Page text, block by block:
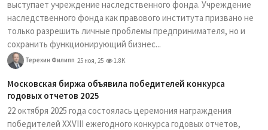
выступает учреждение наследственного фонда. Учреждение
наследственного фонда как правового института призвано не
только разрешить личные проблемы предпринимателя, но и
сохранить функционирующий бизнес...
Терехин Филипп 25 ноя, 25 1.8K
Московская биржа объявила победителей конкурса
годовых отчетов 2025
22 октября 2025 года состоялась церемония награждения
победителей XXVIII ежегодного конкурса годовых отчетов,